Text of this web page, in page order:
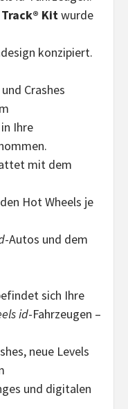
Kitwurde
konzipiert.
Crashes
Ihre
mit dem
Hot Wheels je
-Autos und dem
sich Ihre
id-Fahrzeugen –
neue Levels
und digitalen